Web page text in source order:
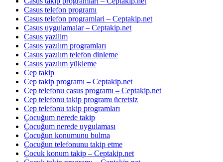
Casus telefon programı
Casus telefon programlari – Ceptakip.net
Casus uygulamalar – Ceptakip.net
Casus yazilim
Casus yazılım programları
Casus yazılım telefon dinleme
Casus yazılım yükleme
Cep takip
Cep takip programı – Ceptakip.net
Cep telefonu casus programı – Ceptakip.net
Cep telefonu takip programı ücretsiz
Cep telefonu takip programları
Çocuğum nerede takip
Çocuğum nerede uygulaması
Çocuğun konumunu bulma
Çocuğun telefonunu takip etme
Çocuk konum takip – Ceptakip.net